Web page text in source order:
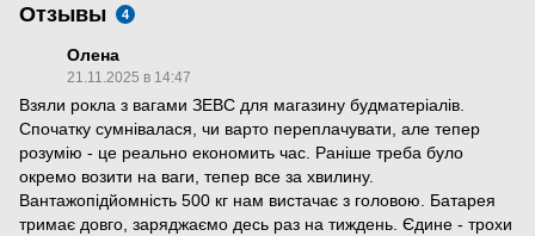
Отзывы 4
Олена
21.11.2025 в 14:47
Взяли рокла з вагами ЗЕВС для магазину будматеріалів.
Спочатку сумнівалася, чи варто переплачувати, але тепер
розумію - це реально економить час. Раніше треба було
окремо возити на ваги, тепер все за хвилину.
Вантажопідйомність 500 кг нам вистачає з головою. Батарея
тримає довго, заряджаємо десь раз на тиждень. Єдине - трохи